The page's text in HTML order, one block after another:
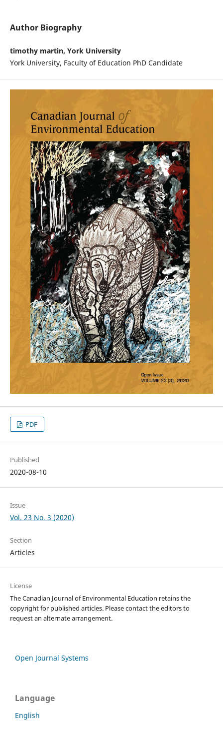
Author Biography
timothy martin, York University
York University, Faculty of Education PhD Candidate
PDF
Published
2020-08-10
Issue
Vol. 23 No. 3 (2020)
Section
Articles
License
The Canadian Journal of Environmental Education retains the
copyright for published articles. Please contact the editors to
request an alternate arrangement.
Open Journal Systems
Language
English